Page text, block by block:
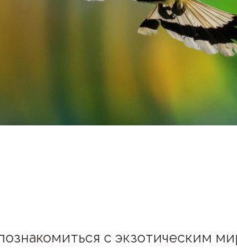
с экзотическим